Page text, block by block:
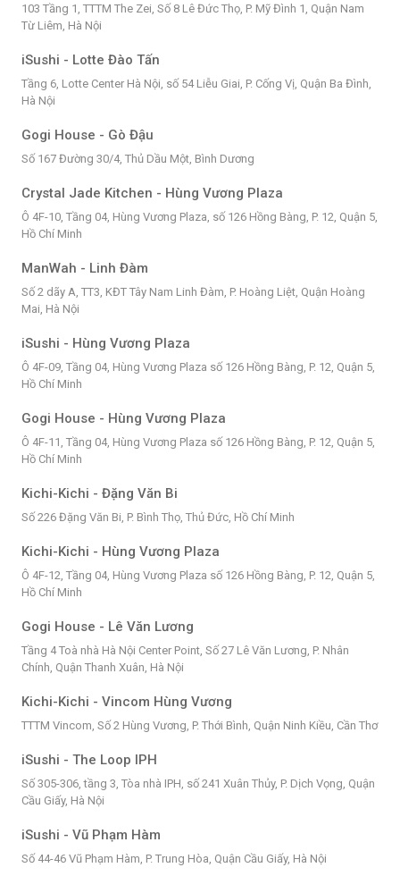
103 Tầng 1, TTTM The Zei, Số 8 Lê Đức Thọ, P. Mỹ Đình 1, Quận Nam
Từ Liêm, Hà Nội
iSushi - Lotte Đào Tấn
Tầng 6, Lotte Center Hà Nội, số 54 Liễu Giai, P. Cống Vị, Quận Ba Đình,
Hà Nội
Gogi House - Gò Đậu
Số 167 Đường 30/4, Thủ Dầu Một, Bình Dương
Crystal Jade Kitchen - Hùng Vương Plaza
Ô 4F-10, Tầng 04, Hùng Vương Plaza, số 126 Hồng Bàng, P. 12, Quận 5,
Hồ Chí Minh
ManWah - Linh Đàm
Số 2 dãy A, TT3, KĐT Tây Nam Linh Đàm, P. Hoàng Liệt, Quận Hoàng
Mai, Hà Nội
iSushi - Hùng Vương Plaza
Ô 4F-09, Tầng 04, Hùng Vương Plaza số 126 Hồng Bàng, P. 12, Quận 5,
Hồ Chí Minh
Gogi House - Hùng Vương Plaza
Ô 4F-11, Tầng 04, Hùng Vương Plaza số 126 Hồng Bàng, P. 12, Quận 5,
Hồ Chí Minh
Kichi-Kichi - Đặng Văn Bi
Số 226 Đặng Văn Bi, P. Bình Thọ, Thủ Đức, Hồ Chí Minh
Kichi-Kichi - Hùng Vương Plaza
Ô 4F-12, Tầng 04, Hùng Vương Plaza số 126 Hồng Bàng, P. 12, Quận 5,
Hồ Chí Minh
Gogi House - Lê Văn Lương
Tầng 4 Toà nhà Hà Nội Center Point, Số 27 Lê Văn Lương, P. Nhân
Chính, Quận Thanh Xuân, Hà Nội
Kichi-Kichi - Vincom Hùng Vương
TTTM Vincom, Số 2 Hùng Vương, P. Thới Bình, Quận Ninh Kiều, Cần Thơ
iSushi - The Loop IPH
Số 305-306, tầng 3, Tòa nhà IPH, số 241 Xuân Thủy, P. Dịch Vọng, Quận
Cầu Giấy, Hà Nội
iSushi - Vũ Phạm Hàm
Số 44-46 Vũ Phạm Hàm, P. Trung Hòa, Quận Cầu Giấy, Hà Nội